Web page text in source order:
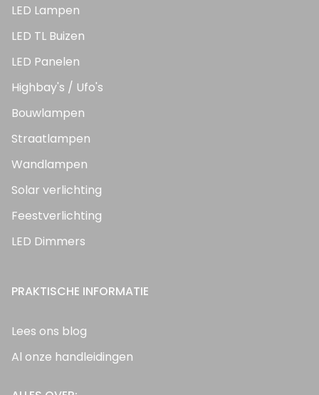
LED Lampen
LED TL Buizen
LED Panelen
Highbay's / Ufo's
Bouwlampen
Straatlampen
Wandlampen
Solar verlichting
Feestverlichting
LED Dimmers
PRAKTISCHE INFORMATIE
Lees ons blog
Al onze handleidingen